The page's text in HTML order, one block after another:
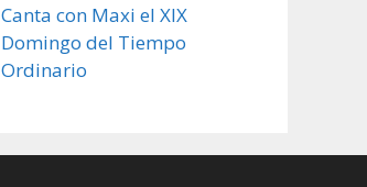
Canta con Maxi el XIX
Domingo del Tiempo
Ordinario